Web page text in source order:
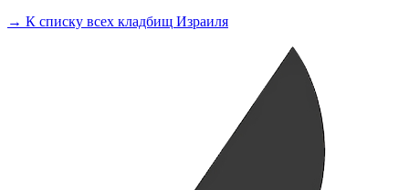
→ К списку всех кладбищ Израиля